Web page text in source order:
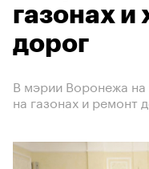
газонах и
дорог
В мэрии Воронежа
на газонах и ремонт